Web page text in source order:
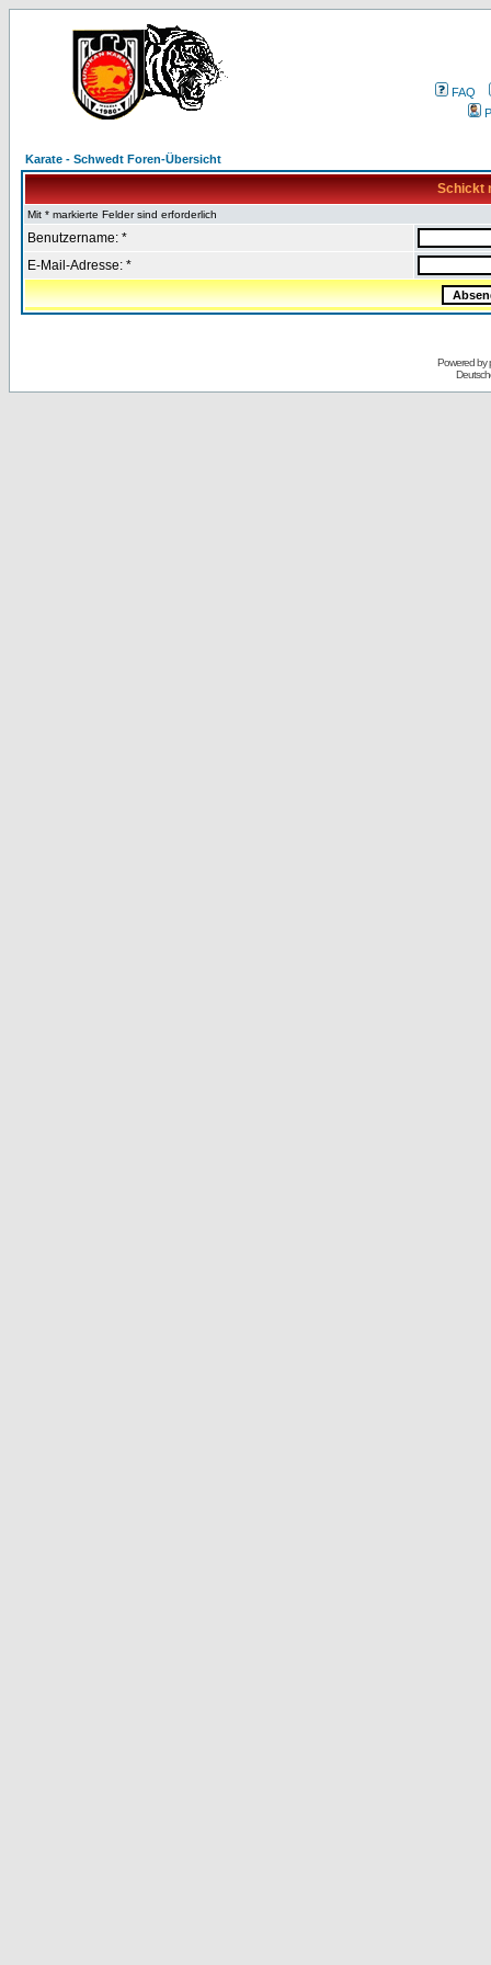
FAQ
Karate - Schwedt Foren-Übersicht
Schickt
Mit * markierte Felder sind erforderlich
Benutzername: *
E-Mail-Adresse: *
Powered by